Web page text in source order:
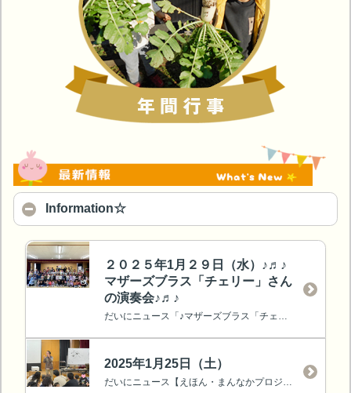
Information☆
２０２５年1月２９日（水）♪♬♪
マザーズブラス「チェリー」さん
の演奏会♪♬♪
だいにニュース「♪マザーズブラス「チェリー」さん演奏会♪」をアップしました。
2025年1月25日（土）
だいにニュース【えほん・まんなかプロジェクト㉔】土曜参観特別企画『絵本作家：鈴木まもるさん『鳥の巣作り』☆をアップしました☆彡